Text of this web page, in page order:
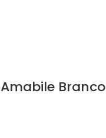
Branco